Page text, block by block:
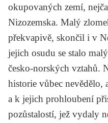
okupovaných zemí,
Nizozemska. Malý
překvapivě, skončil i v
jejich osudu se stalo
česko-norských vztahů.
historie vůbec nevědělo,
a k jejich prohloubení
pozůstalostí, jež vydaly